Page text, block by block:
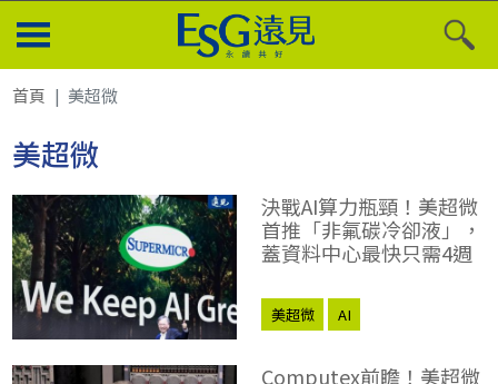
首頁 美超微
美超微
決戰AI算力瓶頸！美超微
首推「非氟碳冷卻液」，
蓋資料中心最快只需4週
美超微 AI
Computex前瞻！美超微